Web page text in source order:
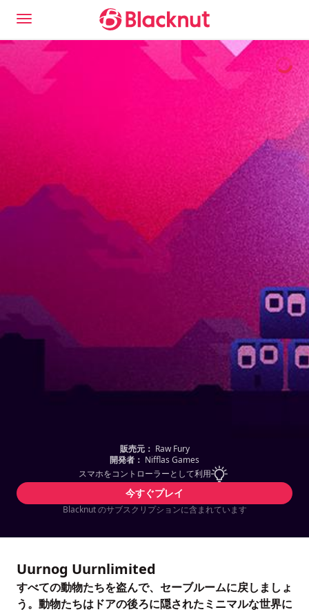
販売元： Raw Fury
開発者： Nifflas Games
スマホをコントローラーとして利用
今すぐプレイ
Blacknut のサブスクリプションに含まれています
Uurnog Uurnlimited
すべての動物たちを盗んで、セーブルームに戻しましょ
う。動物たちはドアの後ろに隠されたミニマルな世界に